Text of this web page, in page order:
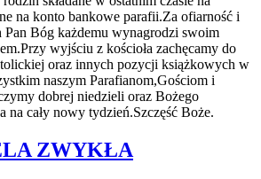
na konto bankowe parafii.Za ofiarność i
Pan Bóg każdemu wynagrodzi swoim
wyjściu z kościoła zachęcamy do
oraz innych pozycji książkowych w
naszym Parafianom,Gościom i
dobrej niedzieli oraz Bożego
na cały nowy tydzień.Szczęść Boże.
ZWYKŁA